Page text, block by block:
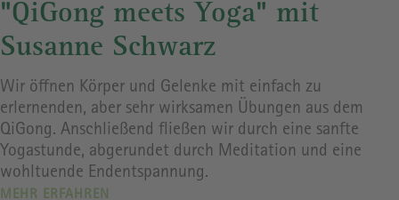
"QiGong meets Yoga" mit
Susanne Schwarz
Wir öffnen Körper und Gelenke mit einfach zu
erlernenden, aber sehr wirksamen Übungen aus dem
QiGong. Anschließend fließen wir durch eine sanfte
Yogastunde, abgerundet durch Meditation und eine
wohltuende Endentspannung.
MEHR ERFAHREN